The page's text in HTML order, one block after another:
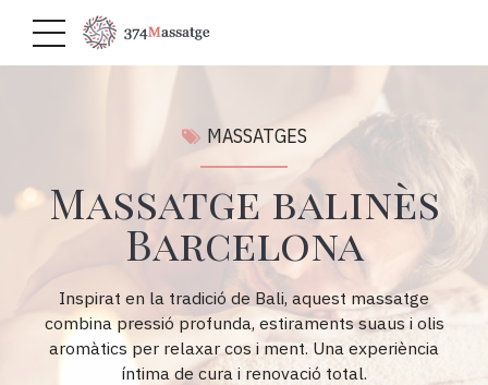
MASSATGES
Massatge balinès
Barcelona
Inspirat en la tradició de Bali, aquest massatge
combina pressió profunda, estiraments suaus i olis
aromàtics per relaxar cos i ment. Una experiència
íntima de cura i renovació total.